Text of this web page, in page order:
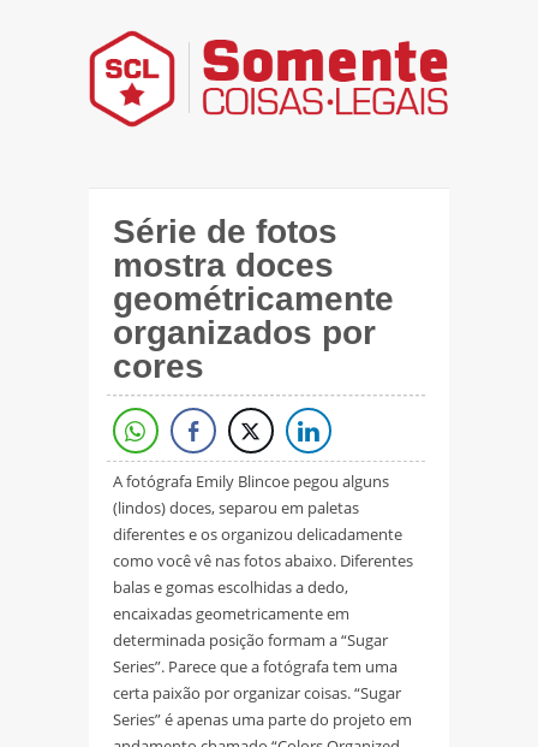
Série de fotos
mostra doces
geométricamente
organizados por
cores
A fotógrafa Emily Blincoe pegou alguns
(lindos) doces, separou em paletas
diferentes e os organizou delicadamente
como você vê nas fotos abaixo. Diferentes
balas e gomas escolhidas a dedo,
encaixadas geometricamente em
determinada posição formam a “Sugar
Series”. Parece que a fotógrafa tem uma
certa paixão por organizar coisas. “Sugar
Series” é apenas uma parte do projeto em